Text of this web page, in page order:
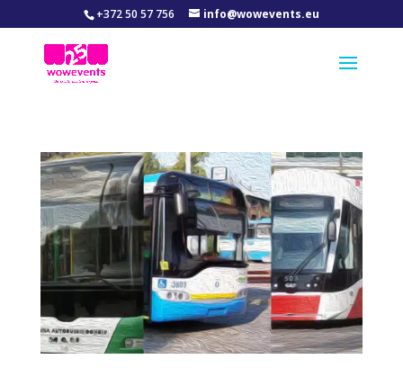
+372 50 57 756 info@wowevents.eu